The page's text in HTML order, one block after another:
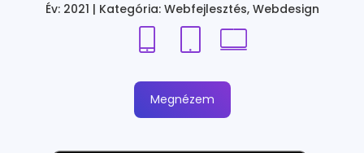
Év: 2021 | Kategória: Webfejlesztés, Webdesign
Megnézem